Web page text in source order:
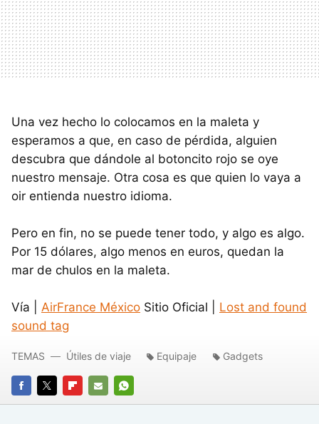
Una vez hecho lo colocamos en la maleta y
esperamos a que, en caso de pérdida, alguien
descubra que dándole al botoncito rojo se oye
nuestro mensaje. Otra cosa es que quien lo vaya a
oir entienda nuestro idioma.
Pero en fin, no se puede tener todo, y algo es algo.
Por 15 dólares, algo menos en euros, quedan la
mar de chulos en la maleta.
Vía | AirFrance México Sitio Oficial | Lost and found
sound tag
FACEBOOK
TWITTERFLIPBOARD
E-
WHATSAPP
TEMAS Útiles de viaje Equipaje Gadgets